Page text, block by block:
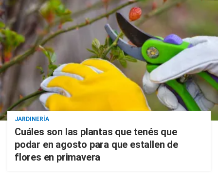
JARDINERÍA
Cuáles son las plantas que tenés que
podar en agosto para que estallen de
flores en primavera